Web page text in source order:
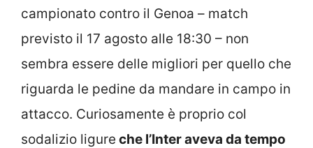
campionato contro il Genoa – match
previsto il 17 agosto alle 18:30 – non
sembra essere delle migliori per quello che
riguarda le pedine da mandare in campo in
attacco. Curiosamente è proprio col
sodalizio ligure che l’Inter aveva da tempo